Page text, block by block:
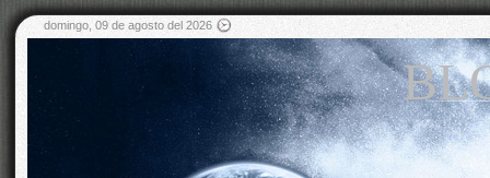
domingo, 09 de agosto del 2026